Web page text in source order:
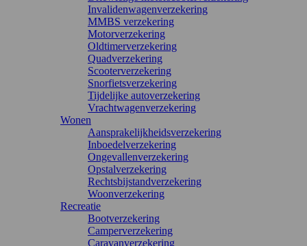
Invalidenwagenverzekering
MMBS verzekering
Motorverzekering
Oldtimerverzekering
Quadverzekering
Scooterverzekering
Snorfietsverzekering
Tijdelijke autoverzekering
Vrachtwagenverzekering
Wonen
Aansprakelijkheidsverzekering
Inboedelverzekering
Ongevallenverzekering
Opstalverzekering
Rechtsbijstandverzekering
Woonverzekering
Recreatie
Bootverzekering
Camperverzekering
Caravanverzekering